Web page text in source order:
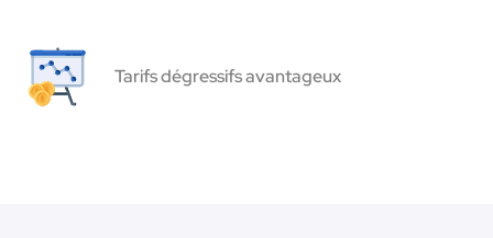
Tarifs dégressifs avantageux